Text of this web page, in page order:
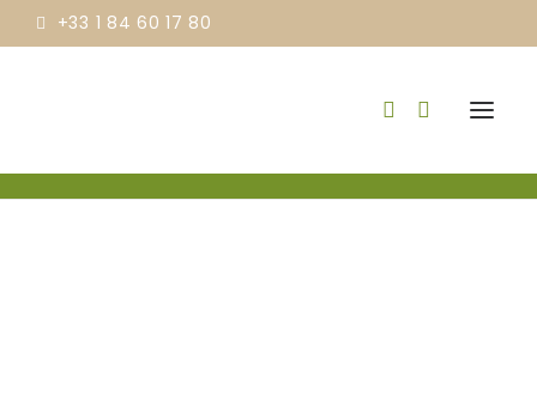
+33 1 84 60 17 80
Pack ATREMORINE® – 6 boites